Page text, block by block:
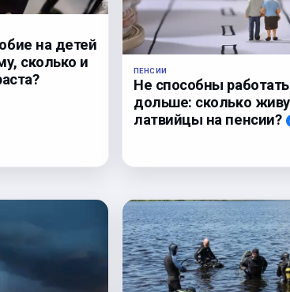
на детей
сколько и
ПЕНСИИ
Не способны работать
дольше: сколько
латвийцы на пенсии?